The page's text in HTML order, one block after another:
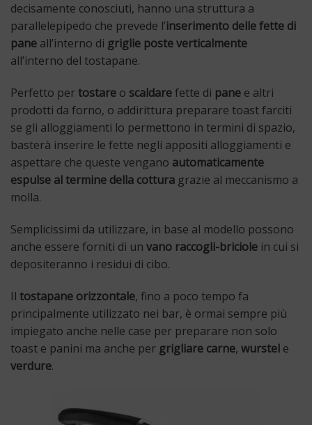
decisamente conosciuti, hanno una struttura a
parallelepipedo che prevede l’inserimento delle fette di
pane all’interno di griglie poste verticalmente
all’interno del tostapane.
Perfetto pertostare o scaldarefette di pane e altri
prodotti da forno, o addirittura preparare toast farciti
se gli alloggiamenti lo permettono in termini di spazio,
basterà inserire le fette negli appositi alloggiamenti e
aspettare che queste vengano automaticamente
espulse al termine della cottura grazie al meccanismo a
molla.
Semplicissimi da utilizzare, in base al modello possono
anche essere forniti di un vano raccogli-briciole in cui si
depositeranno i residui di cibo.
Il tostapane orizzontale, fino a poco tempo fa
principalmente utilizzato nei bar, è ormai sempre più
impiegato anche nelle case per preparare non solo
toast e panini ma anche per grigliare carne, wurstel e
verdure.